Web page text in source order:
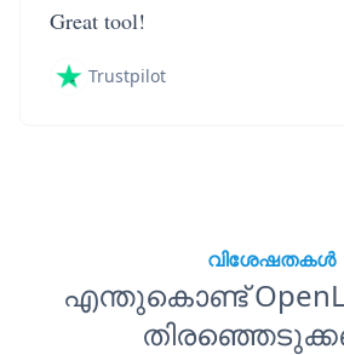
Great tool!
Trustpilot
വിശേഷതകൾ
എന്തുകൊണ്ട് OpenL